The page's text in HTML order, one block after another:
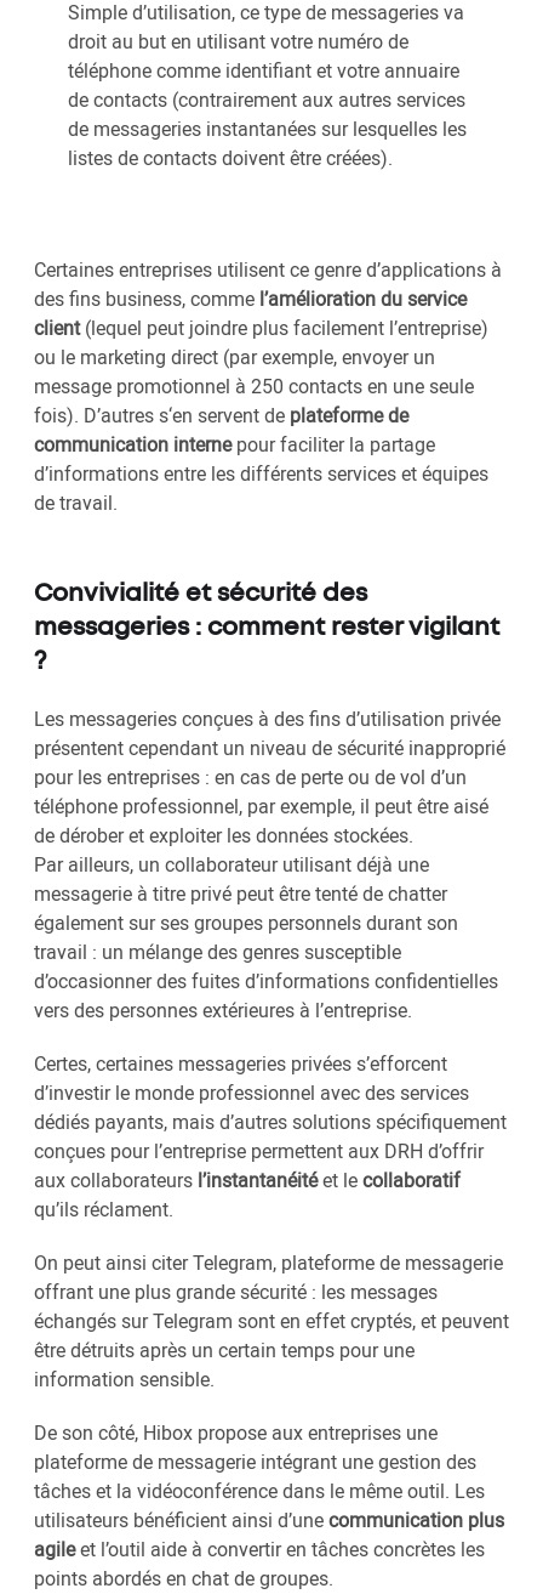
Simple d’utilisation, ce type de messageries va
droit au but en utilisant votre numéro de
téléphone comme identifiant et votre annuaire
de contacts (contrairement aux autres services
de messageries instantanées sur lesquelles les
listes de contacts doivent être créées).
Certaines entreprises utilisent ce genre d’applications à
des fins business, comme l’amélioration du service
client(lequel peut joindre plus facilement l’entreprise)
ou le marketing direct (par exemple, envoyer un
message promotionnel à 250 contacts en une seule
fois). D’autres s‘en servent de plateforme de
communication internepour faciliter la partage
d’informations entre les différents services et équipes
de travail.
Convivialité et sécurité des
messageries : comment rester vigilant
?
Les messageries conçues à des fins d’utilisation privée
présentent cependant un niveau de sécurité inapproprié
pour les entreprises : en cas de perte ou de vol d’un
téléphone professionnel, par exemple, il peut être aisé
de dérober et exploiter les données stockées.
Par ailleurs, un collaborateur utilisant déjà une
messagerie à titre privé peut être tenté de chatter
également sur ses groupes personnels durant son
travail : un mélange des genres susceptible
d’occasionner des fuites d’informations confidentielles
vers des personnes extérieures à l’entreprise.
Certes, certaines messageries privées s’efforcent
d’investir le monde professionnel avec des services
dédiés payants, mais d’autres solutions spécifiquement
conçues pour l’entreprise permettent aux DRH d’offrir
aux collaborateurs l’instantanéitéet lecollaboratif
qu’ils réclament.
On peut ainsi citer Telegram, plateforme de messagerie
offrant une plus grande sécurité : les messages
échangés sur Telegram sont en effet cryptés, et peuvent
être détruits après un certain temps pour une
information sensible.
De son côté, Hibox propose aux entreprises une
plateforme de messagerie intégrant une gestion des
tâches et la vidéoconférence dans le même outil. Les
utilisateurs bénéficient ainsi d’unecommunication plus
agileet l’outil aide à convertir en tâches concrètes les
points abordés en chat de groupes.